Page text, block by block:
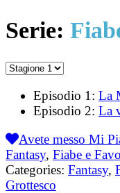
Serie:
Episodio 1: La
Episodio 2: La
Avete messo Mi
Fantasy, Fiabe e
Categories: Fantasy,
Grottesco